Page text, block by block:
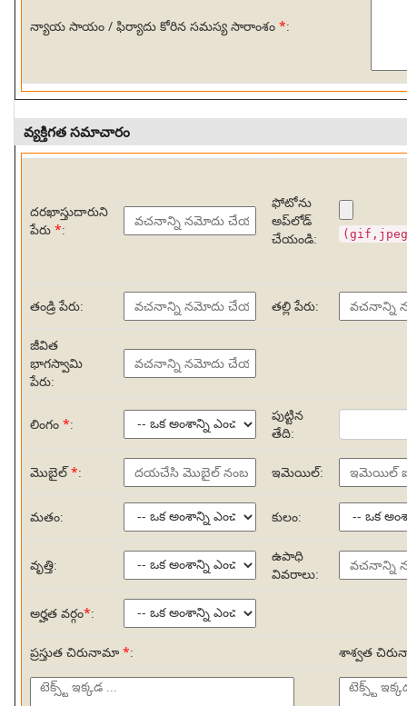
న్యాయ సాయం / ఫిర్యాదు కోరిన సమస్య సారాంశం *:
వ్యక్తిగత సమాచారం
దరఖాస్తుదారుని
పేరు *:
ఫోటోను
అప్‌లోడ్
చేయండి:
(gif,jpeg
తండ్రి పేరు: తల్లి పేరు:
జీవిత
భాగస్వామి
పేరు:
లింగం *:
పుట్టిన
తేది:
మొబైల్*: ఇమెయిల్:
మతం: కులం:
వృత్తి:
ఉపాధి
వివరాలు:
అర్హత వర్గం*:
ప్రస్తుత చిరునామా *: శాశ్వత